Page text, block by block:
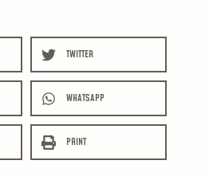
TWITTER
WHATSAPP
PRINT